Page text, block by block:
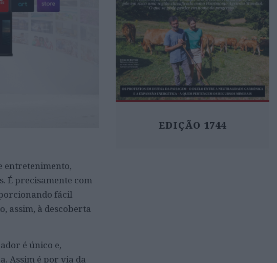
entretenimento,
É precisamente com
fácil
assim, à descoberta
é único e,
Assim é por via da
EDIÇÃO 1744